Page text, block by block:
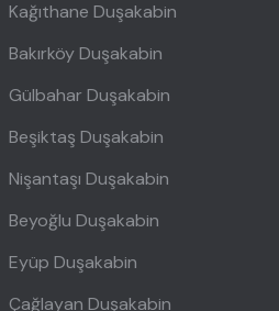
Kağıthane Duşakabin
Bakırköy Duşakabin
Gülbahar Duşakabin
Beşiktaş Duşakabin
Nişantaşı Duşakabin
Beyoğlu Duşakabin
Eyüp Duşakabin
Çağlayan Duşakabin